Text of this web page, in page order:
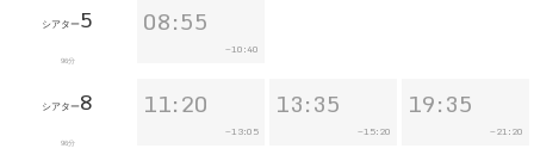
シアター5
96分
08:55
~ 10:40
シアター8
96分
11:20
~ 13:05
13:35
~ 15:20
19:35
~ 21:20